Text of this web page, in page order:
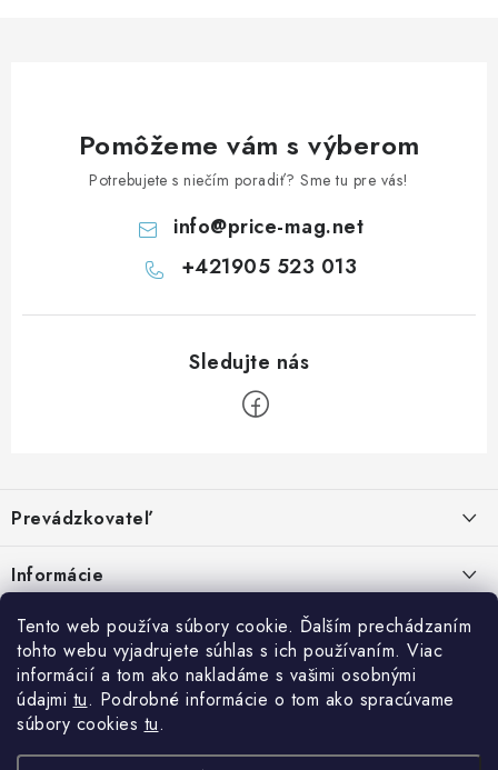
Tento web používa súbory cookie. Ďalším prechádzaním
tohto webu vyjadrujete súhlas s ich používaním. Viac
informácií a tom ako nakladáme s vašimi osobnými
údajmi tu. Podrobné informácie o tom ako spracúvame
súbory cookies tu.
Pomôžeme vám s výberom
Potrebujete s niečím poradiť? Sme tu pre vás!
info@price-mag.net
+421905 523 013
p
ä
t
Prevádzkovateľ
Malinová 49
IČO: 34670602
DIČ: 1020448297
IČ DPH: SK1020448297
Informácie
Kontakty
Doprava a platba
Obchodné podmienky
Facebook